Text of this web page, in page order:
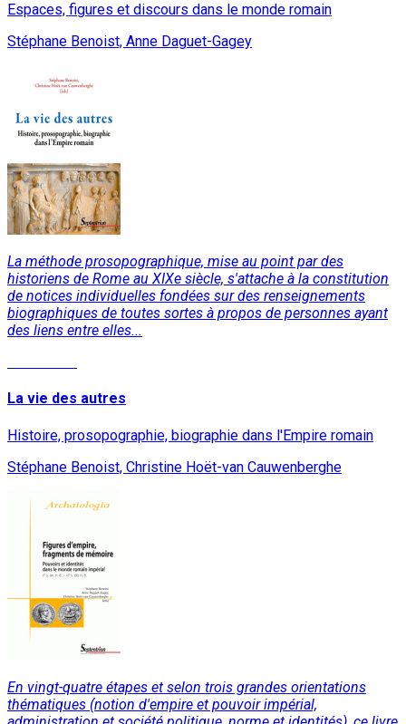
Espaces, figures et discours dans le monde romain
Stéphane Benoist, Anne Daguet-Gagey
La méthode prosopographique, mise au point par des
historiens de Rome au XIXe siècle, s'attache à la constitution
de notices individuelles fondées sur des renseignements
biographiques de toutes sortes à propos de personnes ayant
des liens entre elles...
La vie des autres
Histoire, prosopographie, biographie dans l'Empire romain
Stéphane Benoist, Christine Hoët-van Cauwenberghe
En vingt-quatre étapes et selon trois grandes orientations
thématiques (notion d'empire et pouvoir impérial,